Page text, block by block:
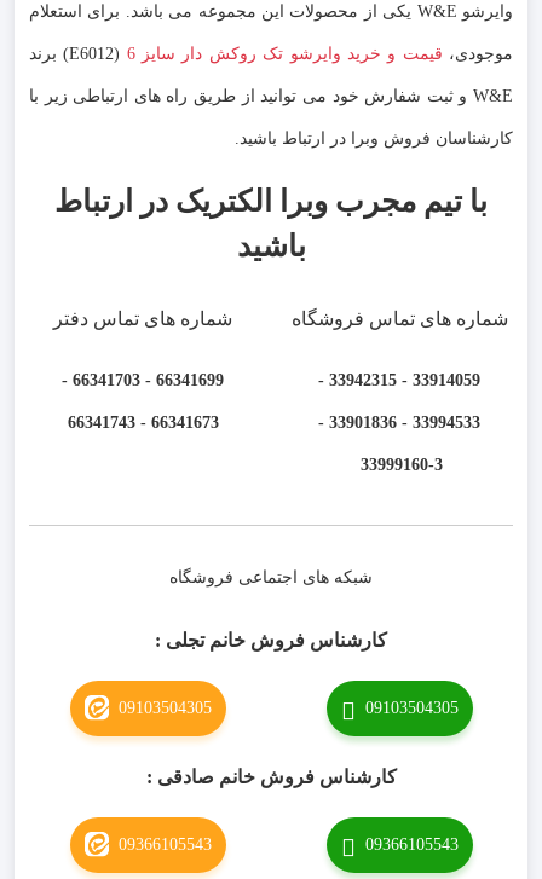
وایرشو W&E یکی از محصولات این مجموعه می باشد. برای استعلام
موجودی، قیمت و خرید وایرشو تک روکش دار سایز 6 (E6012) برند
W&E و ثبت شفارش خود می توانید از طریق راه های ارتباطی زیر با
کارشناسان فروش وبرا در ارتباط باشید.
با تیم مجرب وبرا الکتریک در ارتباط
باشید
شماره های تماس فروشگاه
33914059 - 33942315 -
33994533 - 33901836 -
33999160-3 ​
شماره های تماس دفتر
66341699 - 66341703 -
66341673 - 66341743
شبکه های اجتماعی فروشگاه
کارشناس فروش خانم تجلی :
09103504305
09103504305
کارشناس فروش خانم صادقی :
09366105543
09366105543